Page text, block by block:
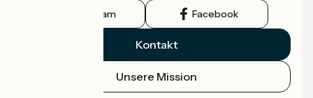
Instagram Facebook
Kontakt
Unsere Mission